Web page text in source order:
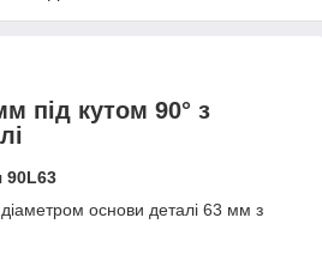
під кутом 90° з
90L63
діаметром основи деталі 63 мм з